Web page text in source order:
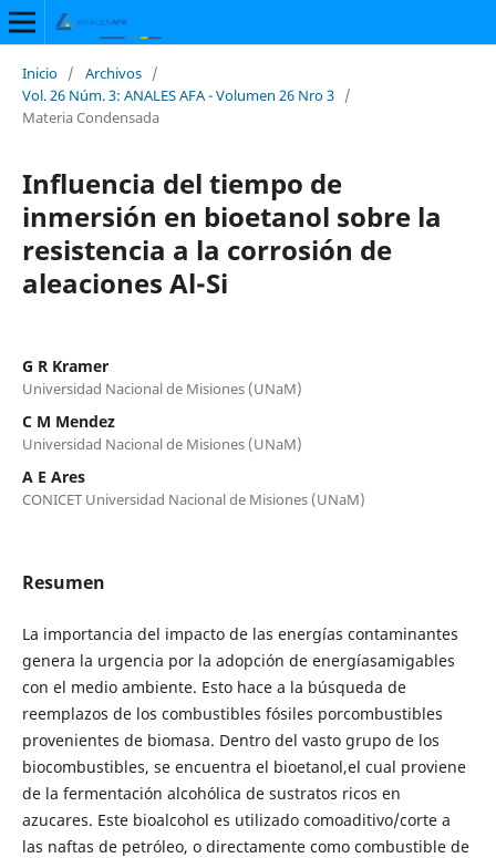
Inicio / Archivos /
Vol. 26 Núm. 3: ANALES AFA - Volumen 26 Nro 3 /
Materia Condensada
Influencia del tiempo de
inmersión en bioetanol sobre la
resistencia a la corrosión de
aleaciones Al-Si
G R Kramer
Universidad Nacional de Misiones (UNaM)
C M Mendez
Universidad Nacional de Misiones (UNaM)
A E Ares
CONICET Universidad Nacional de Misiones (UNaM)
Resumen
La importancia del impacto de las energías contaminantes
genera la urgencia por la adopción de energíasamigables
con el medio ambiente. Esto hace a la búsqueda de
reemplazos de los combustibles fósiles porcombustibles
provenientes de biomasa. Dentro del vasto grupo de los
biocombustibles, se encuentra el bioetanol,el cual proviene
de la fermentación alcohólica de sustratos ricos en
azucares. Este bioalcohol es utilizado comoaditivo/corte a
las naftas de petróleo, o directamente como combustible de